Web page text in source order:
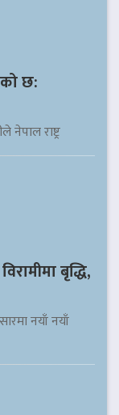
छ:
नेपाल राष्ट्र
बृद्धि,
नयाँ नयाँ